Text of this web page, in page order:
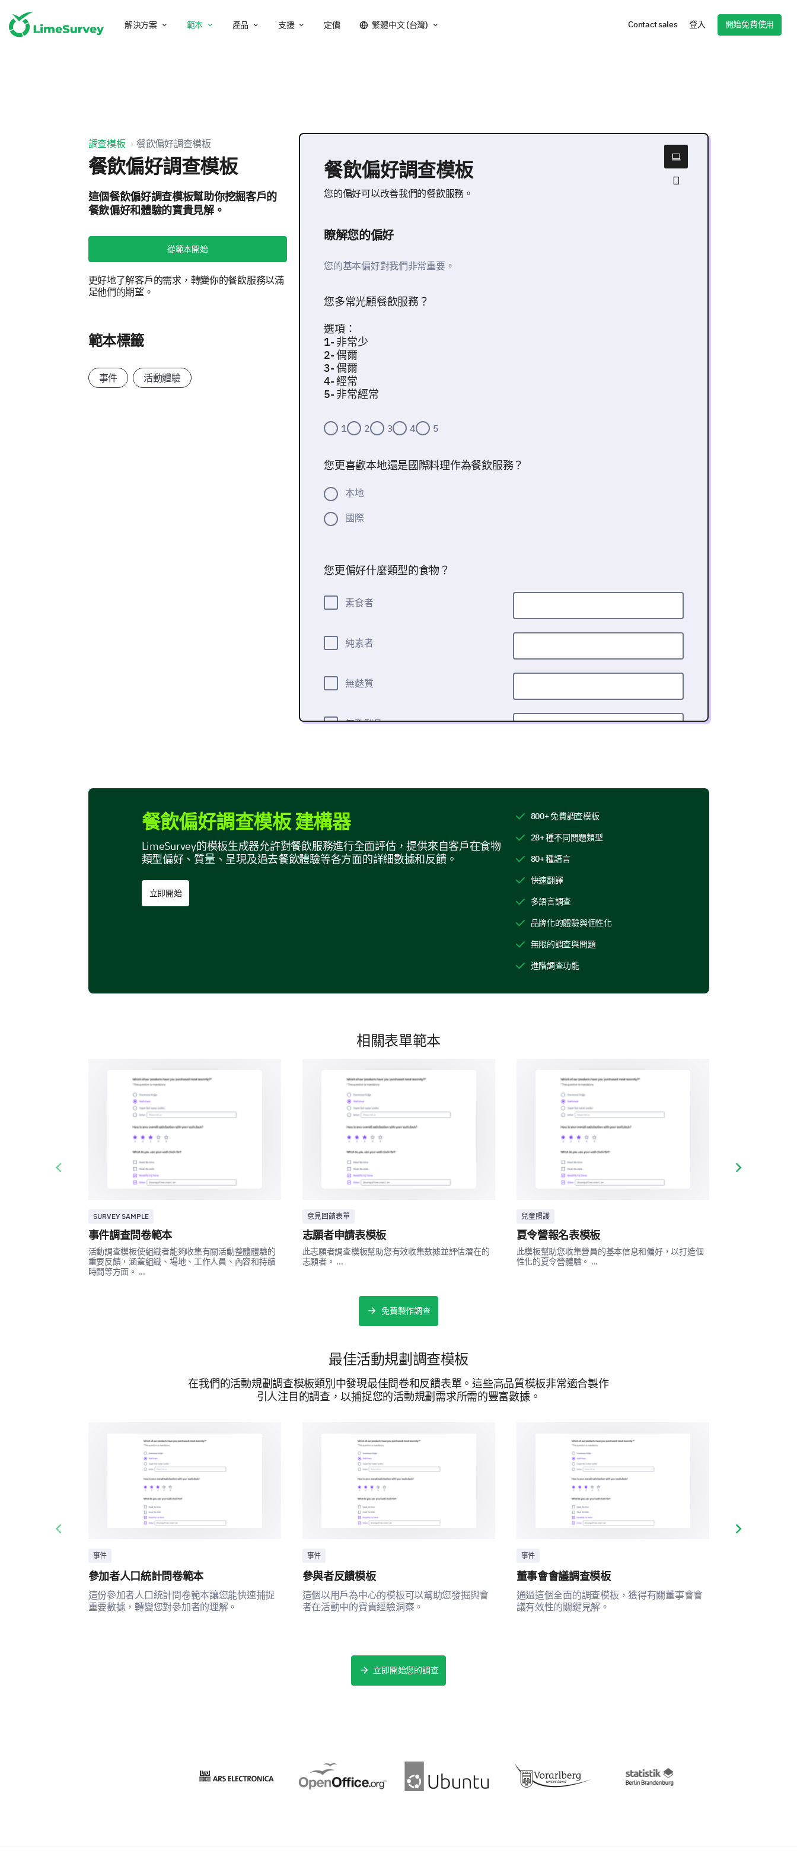
解決方案 範本 產品 支援 定價 繁體中文 (台灣) Contact sales 登入 開始免費使用
調查模板 餐飲偏好調查模板
餐飲偏好調查模板
這個餐飲偏好調查模板幫助你挖掘客戶的
餐飲偏好和體驗的寶貴見解。
從範本開始
更好地了解客戶的需求，轉變你的餐飲服務以滿
足他們的期望。
範本標籤
事件 活動體驗
餐飲偏好調查模板
您的偏好可以改善我們的餐飲服務。
瞭解您的偏好
您的基本偏好對我們非常重要。
您多常光顧餐飲服務？
選項：
1- 非常少
2- 偶爾
3- 偶爾
4- 經常
5- 非常經常
1 2 3 4 5
您更喜歡本地還是國際料理作為餐飲服務？
本地
國際
您更偏好什麼類型的食物？
素食者
純素者
無麩質
無乳製品
請評估每個餐飲服務方面對您的重要性（1 - 最不重要，10 - 最重要）
5 6
菜單多樣性
呈現方式
準時性
聚會活動具體細節
了解您對特定場合的偏好。
您在活動中首選的服務風格是什麼？
您之前的餐飲經驗
描述您與餐飲服務之間令人難忘的經歷（好或壞）。
有關您的詳細信息
提供一些有關您的更多詳細信息，以幫助我們更好地服務您。
您下一次計劃的活動是什麼時候？
格式：月月-日日-年年年年
餐飲偏好調查模板 建構器
LimeSurvey的模板生成器允許對餐飲服務進行全面評估，提供來自客戶在食物
類型偏好、質量、呈現及過去餐飲體驗等各方面的詳細數據和反饋。
立即開始
800+ 免費調查模板
28+ 種不同問題類型
80+ 種語言
快速翻譯
多語言調查
品牌化的體驗與個性化
無限的調查與問題
進階調查功能
相關表單範本
SURVEY SAMPLE
事件調查問卷範本
活動調查模板使組織者能夠收集有關活動整體體驗的
重要反饋，涵蓋組織、場地、工作人員、內容和持續
時間等方面。 ...
意見回饋表單
志願者申請表模板
此志願者調查模板幫助您有效收集數據並評估潛在的
志願者。 ...
兒童照護
夏令營報名表模板
此模板幫助您收集營員的基本信息和偏好，以打造個
性化的夏令營體驗。 ...
Previous slide Next slide
免費製作調查
最佳活動規劃調查模板
在我們的活動規劃調查模板類別中發現最佳問卷和反饋表單。這些高品質模板非常適合製作
引人注目的調查，以捕捉您的活動規劃需求所需的豐富數據。
事件
參加者人口統計問卷範本
這份參加者人口統計問卷範本讓您能快速捕捉
重要數據，轉變您對參加者的理解。
事件
參與者反饋模板
這個以用戶為中心的模板可以幫助您發掘與會
者在活動中的寶貴經驗洞察。
事件
董事會會議調查模板
通過這個全面的調查模板，獲得有關董事會會
議有效性的關鍵見解。
Previous slide Next slide
立即開始您的調查